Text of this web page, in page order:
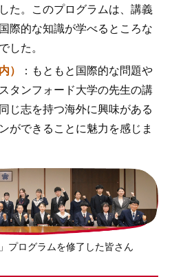
た。このプログラムは、講義
際的な知識が学べるところな
した。
）
：もともと国際的な問題や
タンフォード大学の先生の講
じ志を持つ海外に興味がある
ができることに魅力を感じま
プログラムを修了した皆さん